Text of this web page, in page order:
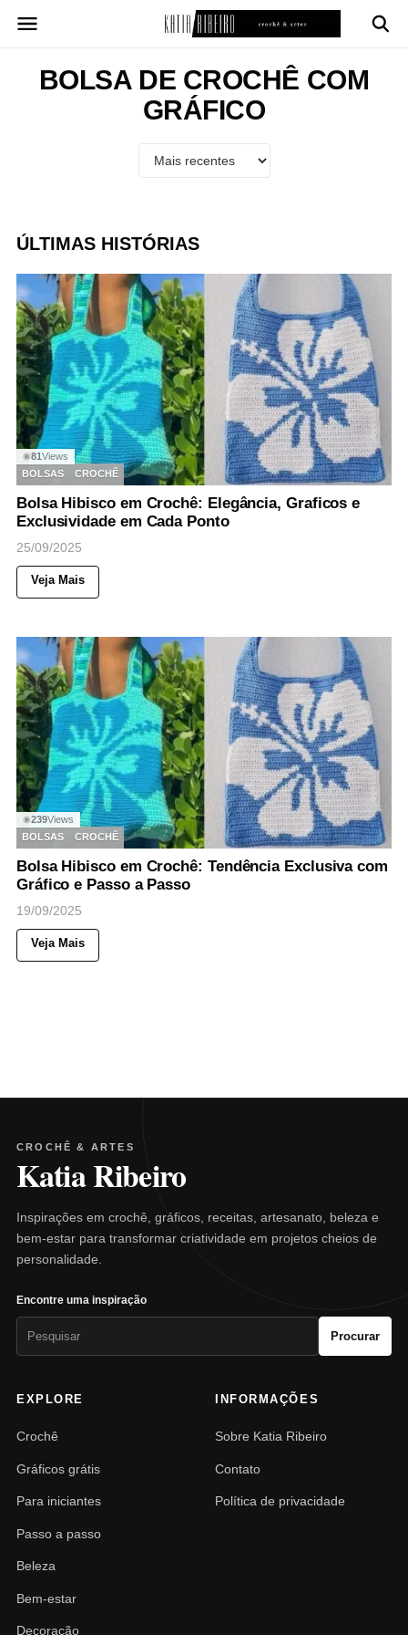
para
conteúdoBOLSA DE CROCHÊ COM
GRÁFICO
ÚLTIMAS HISTÓRIAS
◉81Views
BOLSAS
CROCHÊ
Bolsa Hibisco em Crochê: Elegância, Graficos e
Exclusividade em Cada Ponto
25/09/2025
Veja Mais
◉239Views
BOLSAS
CROCHÊ
Bolsa Hibisco em Crochê: Tendência Exclusiva com
Gráfico e Passo a Passo
19/09/2025
Veja Mais
CROCHÊ & ARTES
Katia Ribeiro
Inspirações em crochê, gráficos, receitas, artesanato, beleza e
bem-estar para transformar criatividade em projetos cheios de
personalidade.
Encontre uma inspiração
Procurar
EXPLORE
Crochê
Gráficos grátis
Para iniciantes
Passo a passo
Beleza
Bem-estar
Decoração
INFORMAÇÕES
Sobre Katia Ribeiro
Contato
Política de privacidade